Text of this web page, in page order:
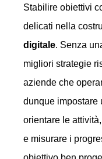
Stabilire obiettivi
delicati nella
digitale. Senza
migliori strategie
aziende che
dunque impostare
orientare le
e misurare i